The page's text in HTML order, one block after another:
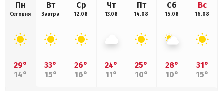
Пн
Сегодня
29°
14°
Вт
Завтра
33°
15°
Ср
12.08
26°
16°
Чт
13.08
24°
11°
Пт
14.08
25°
10°
Сб
15.08
28°
10°
Вс
16.08
31°
15°